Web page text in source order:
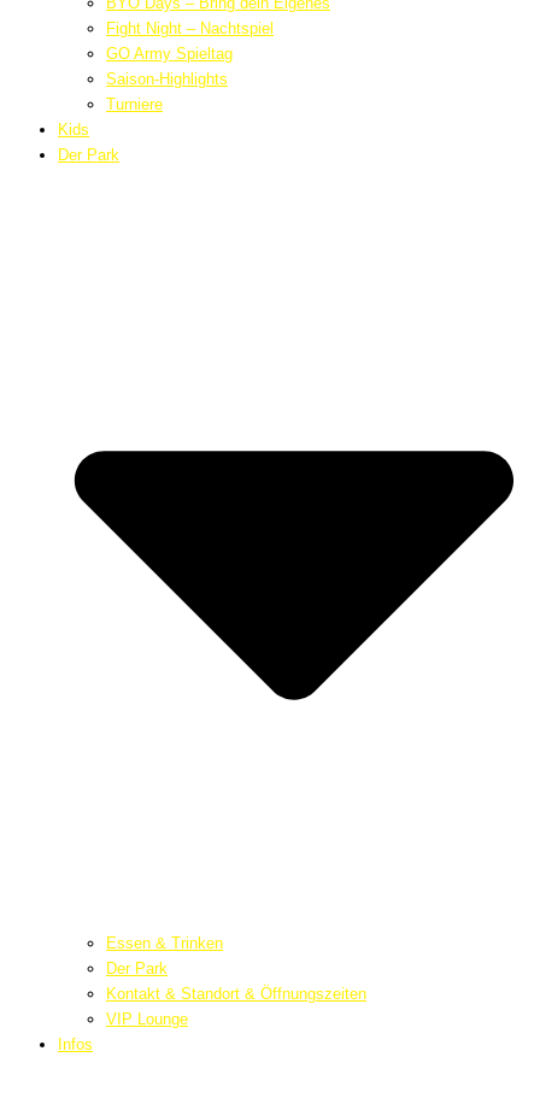
Fight Night – Nachtspiel
GO Army Spieltag
Saison-Highlights
Turniere
Kids
Der Park
Essen & Trinken
Der Park
Kontakt & Standort & Öffnungszeiten
VIP Lounge
Infos